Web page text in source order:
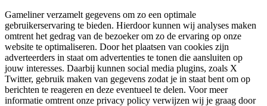
Gameliner verzamelt gegevens om zo een optimale
gebruikerservaring te bieden. Hierdoor kunnen wij analyses maken
omtrent het gedrag van de bezoeker om zo de ervaring op onze
website te optimaliseren. Door het plaatsen van cookies zijn
adverteerders in staat om advertenties te tonen die aansluiten op
jouw interesses. Daarbij kunnen social media plugins, zoals X
Twitter, gebruik maken van gegevens zodat je in staat bent om op
berichten te reageren en deze eventueel te delen. Voor meer
informatie omtrent onze privacy policy verwijzen wij je graag door